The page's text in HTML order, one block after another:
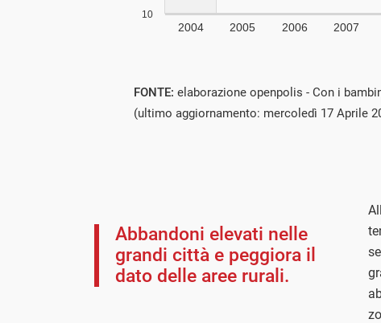
FONTE: elaborazione openpolis - Con i
(ultimo aggiornamento: mercoledì 17 Aprile
Abbandoni elevati nelle
grandi città e peggiora il
dato delle aree rurali.